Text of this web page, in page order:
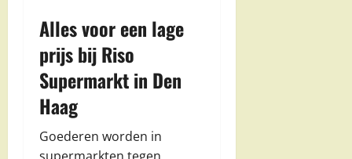
Alles voor een lage
prijs bij Riso
Supermarkt in Den
Haag
Goederen worden in